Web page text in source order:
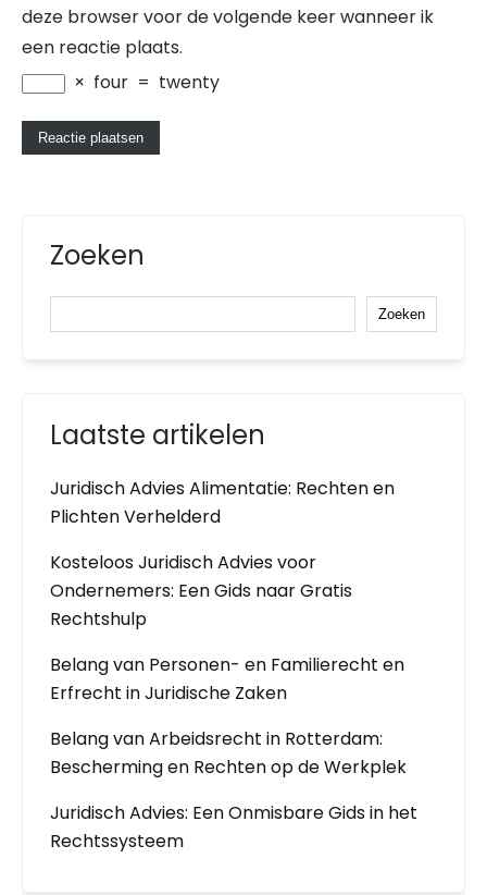
deze browser voor de volgende keer wanneer ik
een reactie plaats.
× four = twenty
Zoeken
Zoeken
Laatste artikelen
Juridisch Advies Alimentatie: Rechten en
Plichten Verhelderd
Kosteloos Juridisch Advies voor
Ondernemers: Een Gids naar Gratis
Rechtshulp
Belang van Personen- en Familierecht en
Erfrecht in Juridische Zaken
Belang van Arbeidsrecht in Rotterdam:
Bescherming en Rechten op de Werkplek
Juridisch Advies: Een Onmisbare Gids in het
Rechtssysteem